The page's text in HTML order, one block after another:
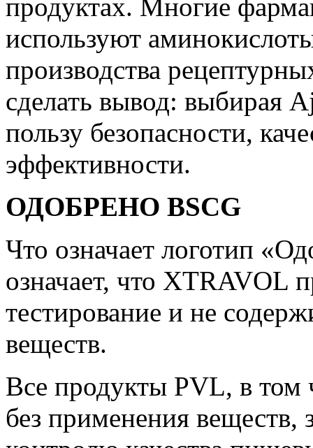
продуктах. Многие
используют
производства
сделать вывод: выбирая
пользу безопасности,
эффективности.
ОДОБРЕНО BSCG
Что означает логотип
означает, что XTRAVOL
тестирование и не
веществ.
Все продукты PVL, в том
без применения